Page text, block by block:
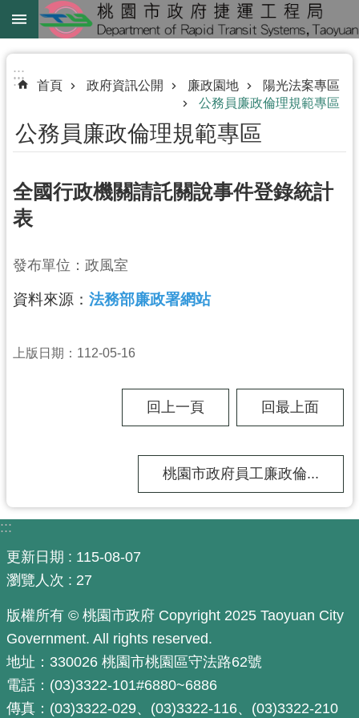
跳到主要內容區塊
綠
延
中
鐵
路
地
化
進
搜
們
訊
息
公
告
業
務
資
訊
:::
::: 首頁 政府資訊公開 廉政園地
陽光法案專區
公務員廉政倫理規範專區
公務員廉政倫理規範專區
全國行政機關請託關說事件登錄統計
表
發布單位：政風室
資料來源： 法務部廉政署網站
上版日期：112-05-16
回上一頁 回最上面
桃園市政府員工廉政倫...
:::
更新日期
115-08-07
瀏覽人次
27
版權所有 © 桃園市政府 Copyright 2025 Taoyuan City
Government. All rights reserved.
地址：330026 桃園市桃園區守法路62號
電話：(03)3322-101#6880~6886
傳真：(03)3322-029、(03)3322-116、(03)3322-210